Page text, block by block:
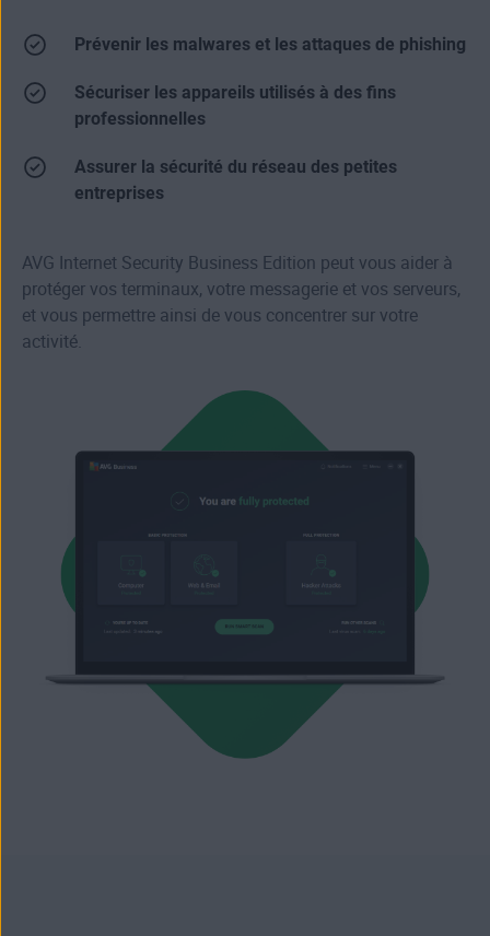
Prévenir les malwares et les attaques de phishing
Sécuriser les appareils utilisés à des fins
professionnelles
Assurer la sécurité du réseau des petites
entreprises
AVG Internet Security Business Edition peut vous aider à
protéger vos terminaux, votre messagerie et vos serveurs,
et vous permettre ainsi de vous concentrer sur votre
activité.